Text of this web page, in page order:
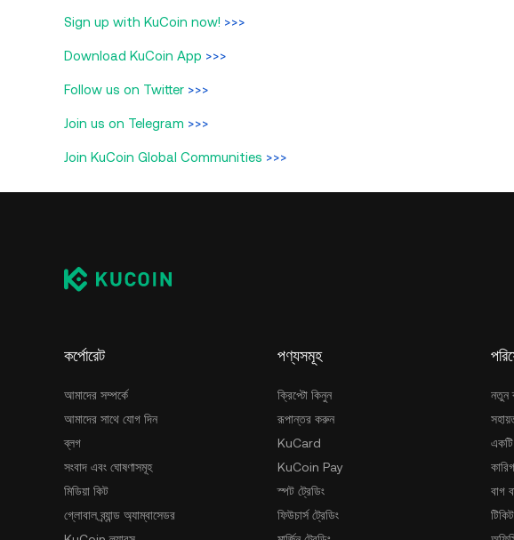
Sign up with KuCoin now! >>>
Download KuCoin App >>>
Follow us on Twitter >>>
Join us on Telegram >>>
Join KuCoin Global Communities >>>
কর্পোরেট
আমাদের সম্পর্কে
আমাদের সাথে যোগ দিন
ব্লগ
সংবাদ এবং ঘোষণাসমূহ
মিডিয়া কিট
গ্লোবাল ব্র্যান্ড অ্যাম্বাসেডর
পণ্যসমূহ
ক্রিপ্টো কিনুন
রূপান্তর করুন
KuCard
KuCoin Pay
স্পট ট্রেডিং
ফিউচার্স ট্রেডিং
নতুন
একটি
বাগ